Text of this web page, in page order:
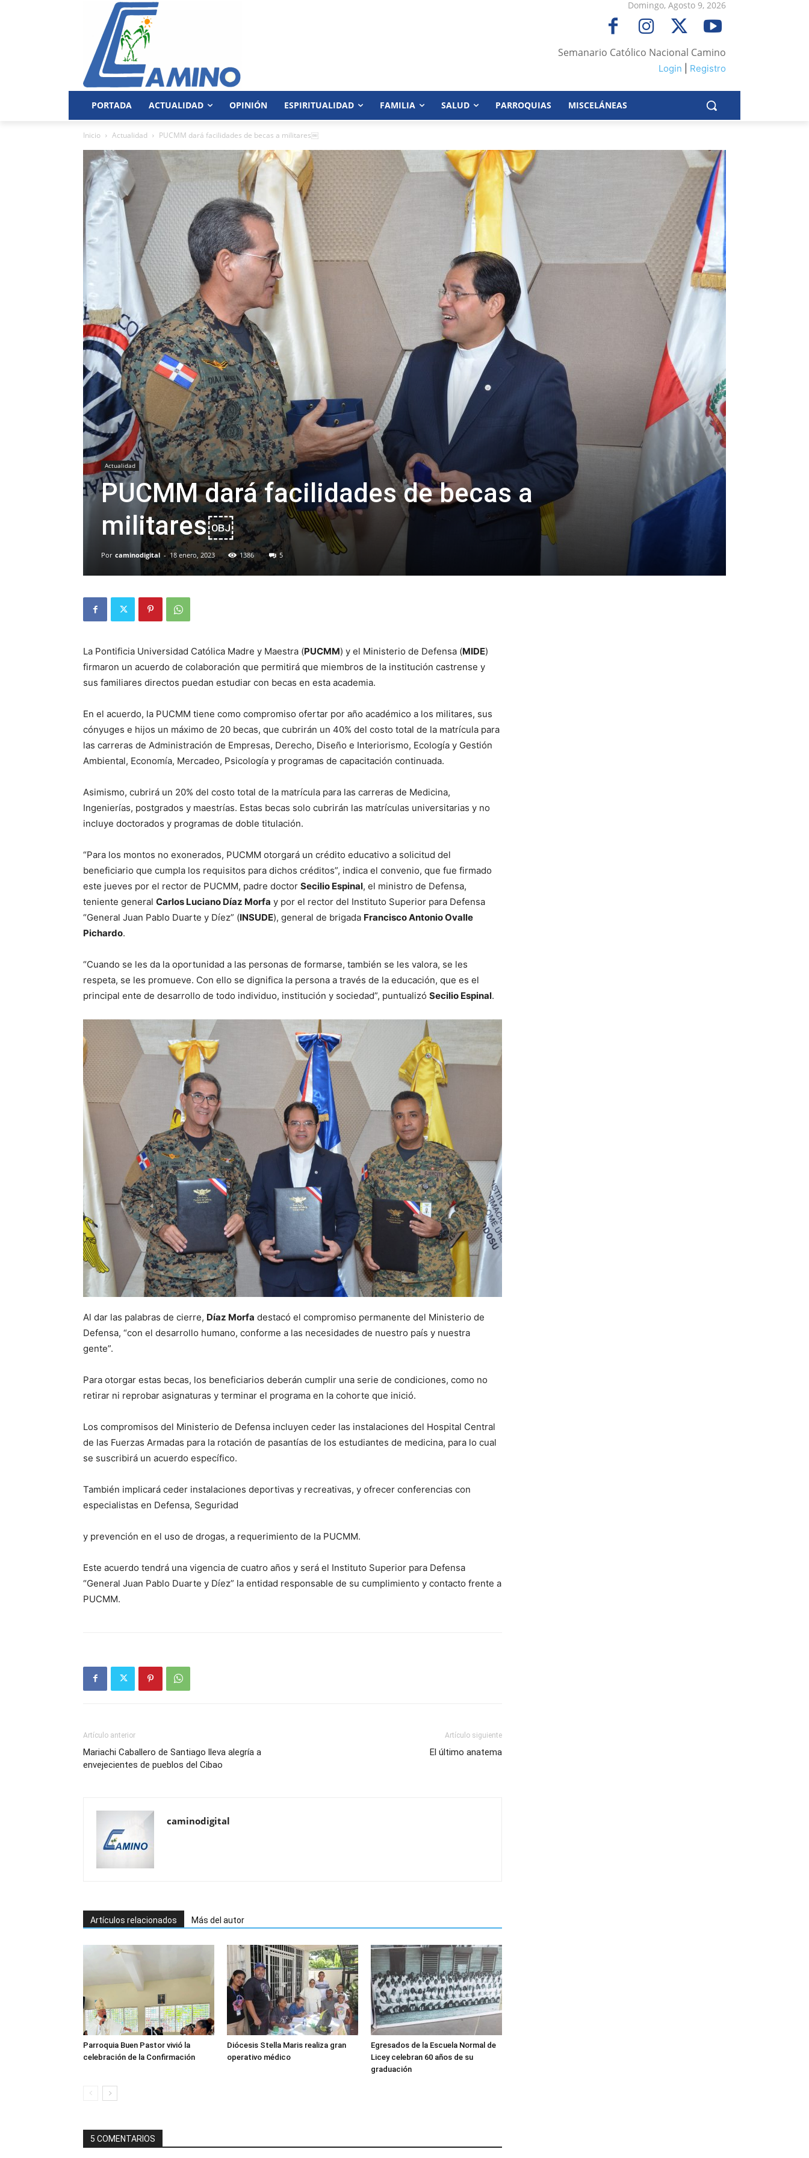
Domingo, Agosto 9, 2026
Semanario Católico Nacional Camino
Login Registro
PORTADA ACTUALIDAD OPINIÓN ESPIRITUALIDAD FAMILIA SALUD PARROQUIAS MISCELÁNEAS
Inicio Actualidad PUCMM dará facilidades de becas a militares￼
Actualidad
PUCMM dará facilidades de becas a
militares￼
Por caminodigital - 18 enero, 2023 1386 5
La Pontificia Universidad Católica Madre y Maestra (PUCMM) y el Ministerio de Defensa (MIDE)
firmaron un acuerdo de colaboración que permitirá que miembros de la institución castrense y
sus familiares directos puedan estudiar con becas en esta academia.
En el acuerdo, la PUCMM tiene como compromiso ofertar por año académico a los militares, sus
cónyuges e hijos un máximo de 20 becas, que cubrirán un 40% del costo total de la matrícula para
las carreras de Administración de Empresas, Derecho, Diseño e Interiorismo, Ecología y Gestión
Ambiental, Economía, Mercadeo, Psicología y programas de capacitación continuada.
Asimismo, cubrirá un 20% del costo total de la matrícula para las carreras de Medicina,
Ingenierías, postgrados y maestrías. Estas becas solo cubrirán las matrículas universitarias y no
incluye doctorados y programas de doble titulación.
“Para los montos no exonerados, PUCMM otorgará un crédito educativo a solicitud del
beneficiario que cumpla los requisitos para dichos créditos”, indica el convenio, que fue firmado
este jueves por el rector de PUCMM, padre doctor Secilio Espinal, el ministro de Defensa,
teniente general Carlos Luciano Díaz Morfa y por el rector del Instituto Superior para Defensa
“General Juan Pablo Duarte y Díez” (INSUDE), general de brigada Francisco Antonio Ovalle
Pichardo.
“Cuando se les da la oportunidad a las personas de formarse, también se les valora, se les
respeta, se les promueve. Con ello se dignifica la persona a través de la educación, que es el
principal ente de desarrollo de todo individuo, institución y sociedad”, puntualizó Secilio Espinal.
Al dar las palabras de cierre, Díaz Morfa destacó el compromiso permanente del Ministerio de
Defensa, “con el desarrollo humano, conforme a las necesidades de nuestro país y nuestra
gente”.
Para otorgar estas becas, los beneficiarios deberán cumplir una serie de condiciones, como no
retirar ni reprobar asignaturas y terminar el programa en la cohorte que inició.
Los compromisos del Ministerio de Defensa incluyen ceder las instalaciones del Hospital Central
de las Fuerzas Armadas para la rotación de pasantías de los estudiantes de medicina, para lo cual
se suscribirá un acuerdo específico.
También implicará ceder instalaciones deportivas y recreativas, y ofrecer conferencias con
especialistas en Defensa, Seguridad
y prevención en el uso de drogas, a requerimiento de la PUCMM.
Este acuerdo tendrá una vigencia de cuatro años y será el Instituto Superior para Defensa
“General Juan Pablo Duarte y Díez” la entidad responsable de su cumplimiento y contacto frente a
PUCMM.
Artículo anterior
Mariachi Caballero de Santiago lleva alegría a
envejecientes de pueblos del Cibao
Artículo siguiente
El último anatema
caminodigital
Artículos relacionados Más del autor
Parroquia Buen Pastor vivió la
celebración de la Confirmación
Diócesis Stella Maris realiza gran
operativo médico
Egresados de la Escuela Normal de
Licey celebran 60 años de su
graduación
5 COMENTARIOS